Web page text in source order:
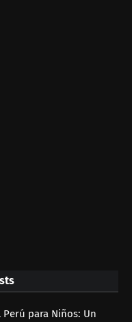
para Niños: Un